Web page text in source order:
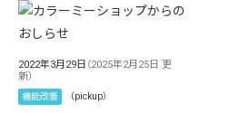
2022年3月29日 （2025年2月25日 更
新）
機能改善 （pickup）